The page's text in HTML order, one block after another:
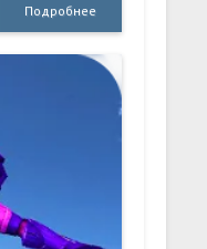
Подробнее